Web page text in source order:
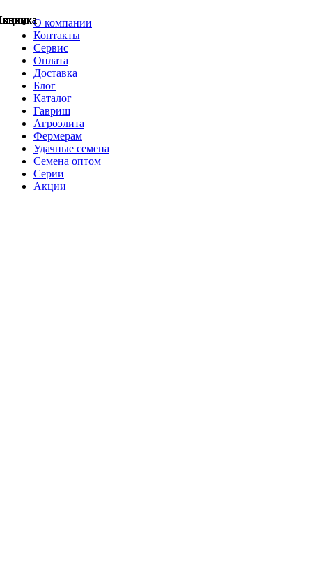
О компании
Контакты
Сервис
Оплата
Доставка
Блог
Каталог
Гавриш
Агроэлита
Фермерам
Удачные семена
Семена оптом
Серии
Акции